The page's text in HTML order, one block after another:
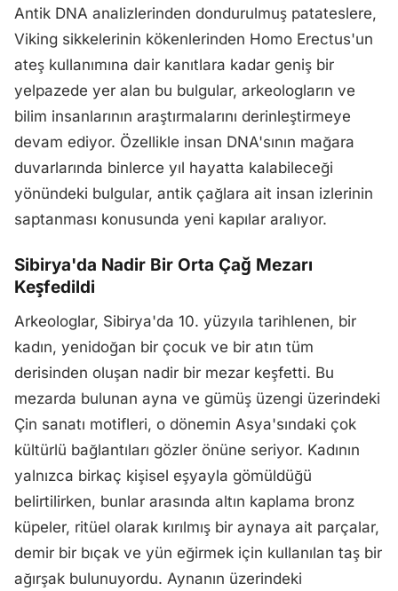
Antik DNA analizlerinden dondurulmuş patateslere,
Viking sikkelerinin kökenlerinden Homo Erectus'un
ateş kullanımına dair kanıtlara kadar geniş bir
yelpazede yer alan bu bulgular, arkeologların ve
bilim insanlarının araştırmalarını derinleştirmeye
devam ediyor. Özellikle insan DNA'sının mağara
duvarlarında binlerce yıl hayatta kalabileceği
yönündeki bulgular, antik çağlara ait insan izlerinin
saptanması konusunda yeni kapılar aralıyor.
Sibirya'da Nadir Bir Orta Çağ Mezarı
Keşfedildi
Arkeologlar, Sibirya'da 10. yüzyıla tarihlenen, bir
kadın, yenidoğan bir çocuk ve bir atın tüm
derisinden oluşan nadir bir mezar keşfetti. Bu
mezarda bulunan ayna ve gümüş üzengi üzerindeki
Çin sanatı motifleri, o dönemin Asya'sındaki çok
kültürlü bağlantıları gözler önüne seriyor. Kadının
yalnızca birkaç kişisel eşyayla gömüldüğü
belirtilirken, bunlar arasında altın kaplama bronz
küpeler, ritüel olarak kırılmış bir aynaya ait parçalar,
demir bir bıçak ve yün eğirmek için kullanılan taş bir
ağırşak bulunuyordu. Aynanın üzerindeki